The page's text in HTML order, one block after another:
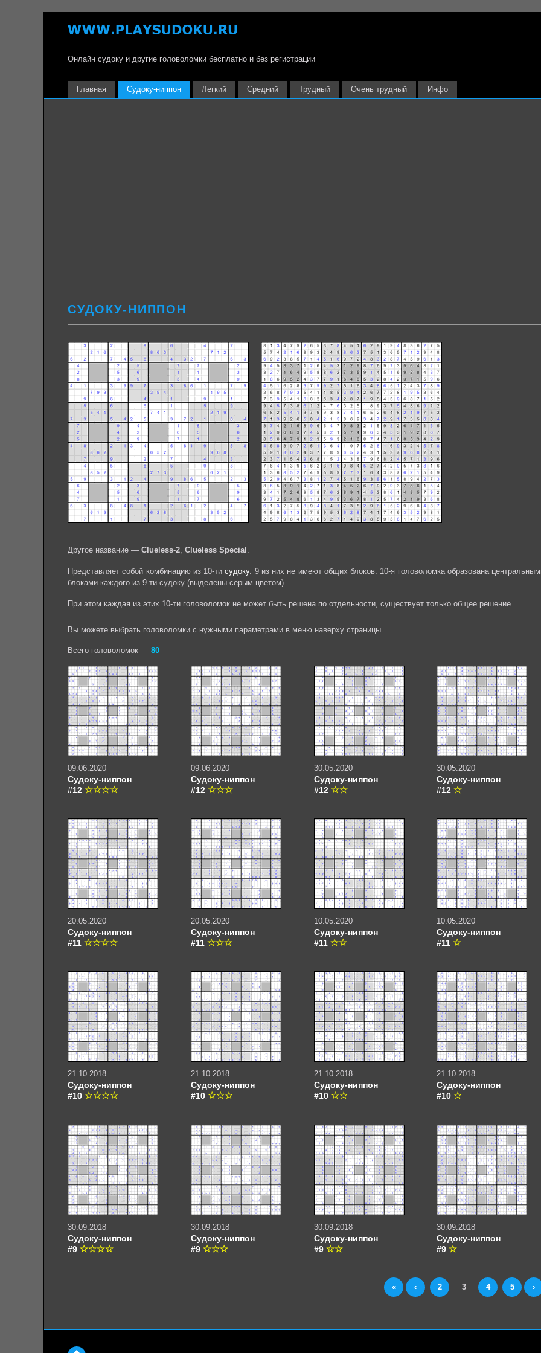
Онлайн судоку и другие головоломки бесплатно и без регистрации
Главная Судоку-ниппон Легкий Средний Трудный Очень трудный Инфо
СУДОКУ-НИППОН
Другое название — Clueless-2, Clueless Special .
Представляет собой комбинацию из 10-тисудоку. 9 из них не имеют общих блоков. 10-я головоломка образована
блоками каждого из 9-ти судоку (выделены серым цветом).
При этом каждая из этих 10-ти головоломок не может быть решена по отдельности, существует только общее решение.
Вы можете выбрать головоломки с нужными параметрами в меню наверху страницы.
Всего головоломок — 80
09.06.2020
Судоку-ниппон
#12
09.06.2020
Судоку-ниппон
#12
30.05.2020
Судоку-ниппон
#12
30.05.2020
Судоку-ниппон
#12
20.05.2020
Судоку-ниппон
#11
20.05.2020
Судоку-ниппон
#11
10.05.2020
Судоку-ниппон
#11
10.05.2020
Судоку-ниппон
#11
21.10.2018
Судоку-ниппон
#10
21.10.2018
Судоку-ниппон
#10
21.10.2018
Судоку-ниппон
#10
21.10.2018
Судоку-ниппон
#10
30.09.2018
Судоку-ниппон
#9
30.09.2018
Судоку-ниппон
#9
30.09.2018
Судоку-ниппон
#9
30.09.2018
Судоку-ниппон
#9
« ‹ 2 3 4 5 ›